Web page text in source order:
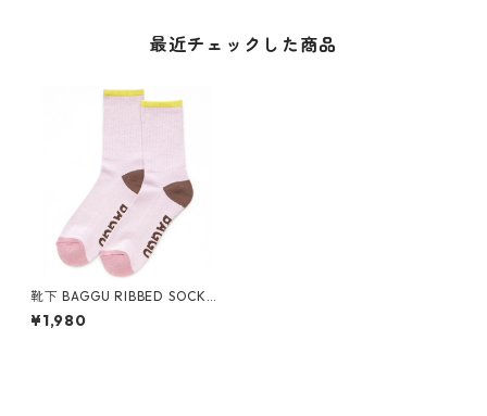
最近チェックした商品
靴下 BAGGU RIBBED SOCK
バグゥ リブソックス バグー ブ
ロッサムミックス
¥1,980